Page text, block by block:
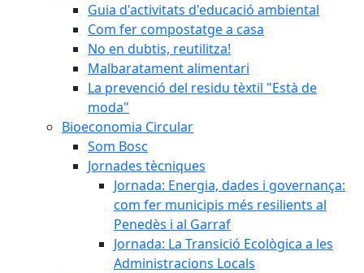
Guia d'activitats d'educació ambiental
Com fer compostatge a casa
No en dubtis, reutilitza!
Malbaratament alimentari
La prevenció del residu tèxtil "Està de
moda"
Bioeconomia Circular
Som Bosc
Jornades tècniques
Jornada: Energia, dades i governança:
com fer municipis més resilients al
Penedès i al Garraf
Jornada: La Transició Ecològica a les
Administracions Locals